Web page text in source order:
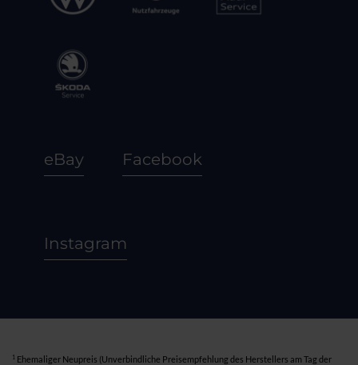
eBay Facebook
Instagram
1 Ehemaliger Neupreis (Unverbindliche Preisempfehlung des Herstellers am Tag der